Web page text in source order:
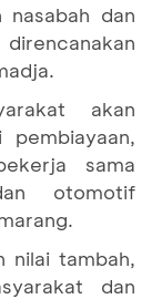
nasabah dan
akan
sama
otomotif
nilai tambah,
dan